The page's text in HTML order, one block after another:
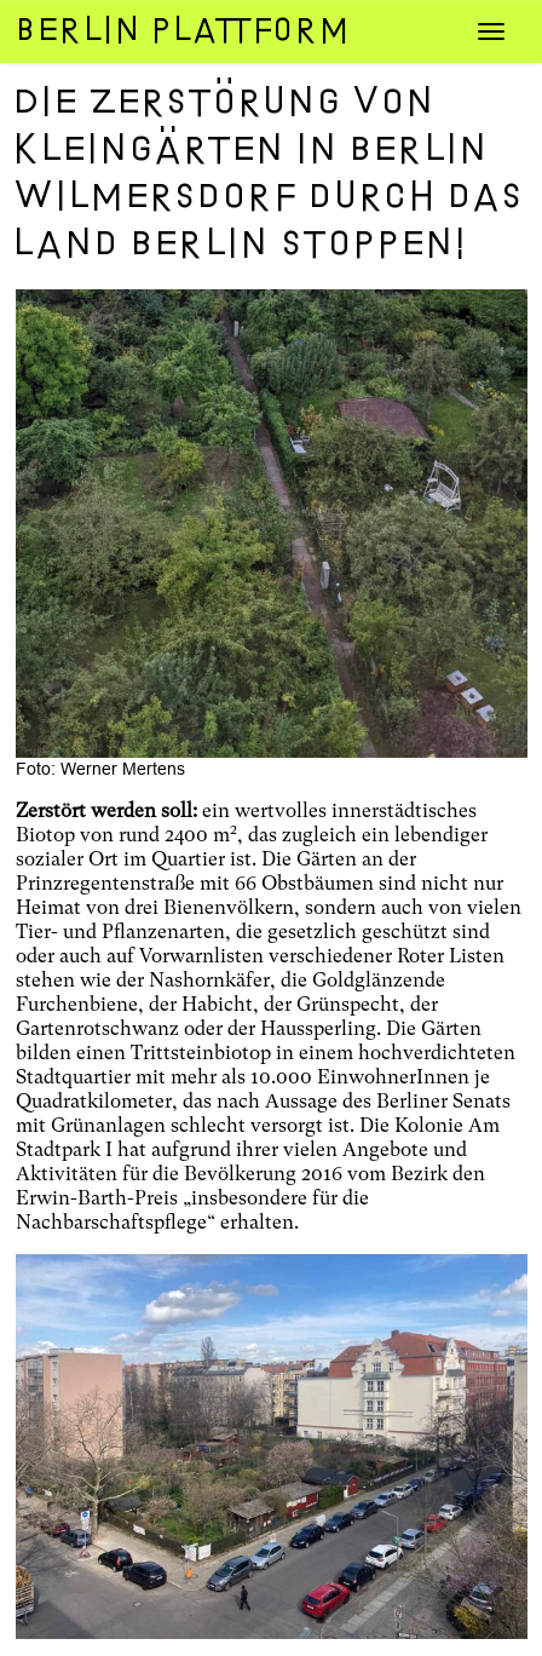
Zum
Inhalt
springen
Die Zerstörung von
Kleingärten in Berlin
Wilmersdorf durch das
Land Berlin stoppen!
Foto: Werner Mertens
Zerstört werden soll: ein wertvolles innerstädtisches
Biotop von rund 2400 m2, das zugleich ein lebendiger
sozialer Ort im Quartier ist. Die Gärten an der
Prinzregentenstraße mit 66 Obstbäumen sind nicht nur
Heimat von drei Bienenvölkern, sondern auch von vielen
Tier- und Pflanzenarten, die gesetzlich geschützt sind
oder auch auf Vorwarnlisten verschiedener Roter Listen
stehen wie der Nashornkäfer, die Goldglänzende
Furchenbiene, der Habicht, der Grünspecht, der
Gartenrotschwanz oder der Haussperling. Die Gärten
bilden einen Trittsteinbiotop in einem hochverdichteten
Stadtquartier mit mehr als 10.000 EinwohnerInnen je
Quadratkilometer, das nach Aussage des Berliner Senats
mit Grünanlagen schlecht versorgt ist. Die Kolonie Am
Stadtpark I hat aufgrund ihrer vielen Angebote und
Aktivitäten für die Bevölkerung 2016 vom Bezirk den
Erwin-Barth-Preis „insbesondere für die
Nachbarschaftspflege“ erhalten.